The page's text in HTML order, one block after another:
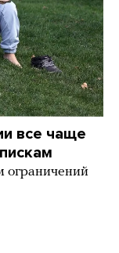
все чаще
ограничений